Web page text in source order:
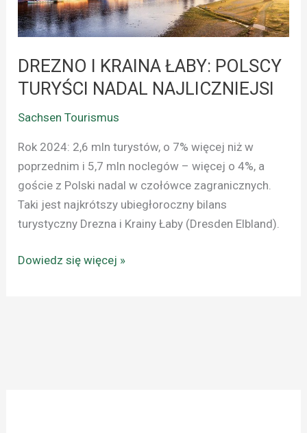
DREZNO I KRAINA ŁABY: POLSCY
TURYŚCI NADAL NAJLICZNIEJSI
Sachsen Tourismus
Rok 2024: 2,6 mln turystów, o 7% więcej niż w
poprzednim i 5,7 mln noclegów – więcej o 4%, a
goście z Polski nadal w czołówce zagranicznych.
Taki jest najkrótszy ubiegłoroczny bilans
turystyczny Drezna i Krainy Łaby (Dresden Elbland).
POLSCY
TURYŚCI
NAJLICZNIEJSI
Dowiedz się więcej »